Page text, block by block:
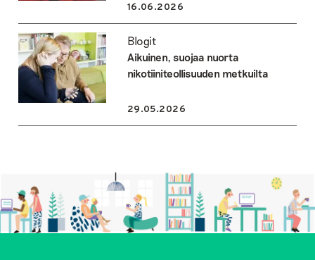
16.06.2026
Blogit
Aikuinen, suojaa nuorta
nikotiiniteollisuuden metkuilta
29.05.2026